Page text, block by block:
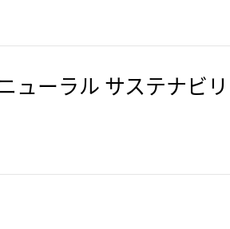
ューラル サステナビ